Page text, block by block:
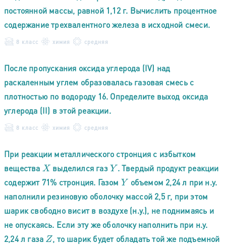
постоянной массы, равной 1,12 г. Вычислить процентное
содержание трехвалентного железа в исходной смеси.
8 класс химия средняя
После пропускания оксида углерода (IV) над
раскаленным углем образовалась газовая смесь с
плотностью по водороду 16. Определите выход оксида
углерода (II) в этой реакции.
8 класс химия средняя
При реакции металлического стронция с избытком
вещества X выделился газY . Твердый продукт реакции
содержит 71% стронция. Газом Y объемом 2,24 л при н.у.
наполнили резиновую оболочку массой 2,5 г, при этом
шарик свободно висит в воздухе (н.у.), не поднимаясь и
не опускаясь. Если эту же оболочку наполнить при н.у.
2,24 л газа Z , то шарик будет обладать той же подъемной